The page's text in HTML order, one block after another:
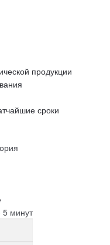
продукции
сроки
5 минут